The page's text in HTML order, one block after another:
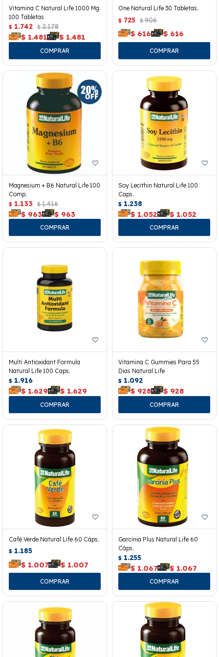
Vitamina C Natural Life 1000 Mg.
100 Tabletas
$ 1.742 $ 2.178
$ 1.481 $ 1.481
One Natural Life 30 Tabletas.
$ 725 $ 906
$ 616 $ 616
Magnesium + B6 Natural Life 100
Comp.
$ 1.133 $ 1.416
$ 963 $ 963
Soy Lecithin Natural Life 100
Caps.
$ 1.238
$ 1.052 $ 1.052
Multi Antioxidant Formula
Natural Life 100 Caps.
$ 1.916
$ 1.629 $ 1.629
Vitamina C Gummies Para 55
Dias Natural Life
$ 1.092
$ 928 $ 928
Café Verde Natural Life 60 Cáps.
$ 1.185
$ 1.007 $ 1.007
Garcinia Plus Natural Life 60
Cáps.
$ 1.255
$ 1.067 $ 1.067